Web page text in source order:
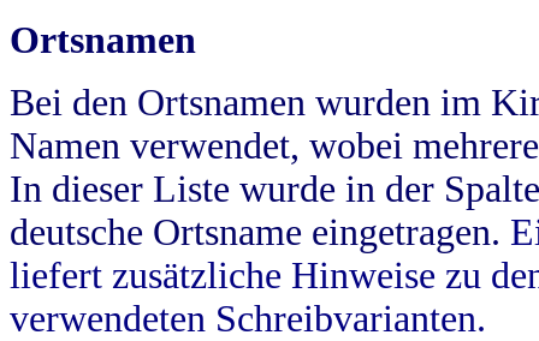
Ortsnamen
Bei den Ortsnamen wurden im
Namen verwendet, wobei
In dieser Liste wurde in der
deutsche Ortsname eingetragen.
liefert zusätzliche Hinweise zu
verwendeten Schreibvarianten.